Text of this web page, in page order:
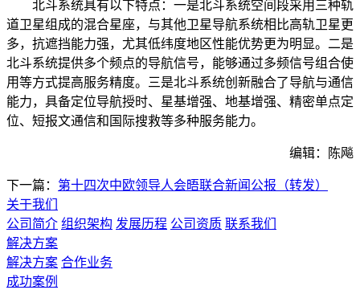
北斗系统具有以下特点：一是北斗系统空间段采用三种轨
道卫星组成的混合星座，与其他卫星导航系统相比高轨卫星更
多，抗遮挡能力强，尤其低纬度地区性能优势更为明显。二是
北斗系统提供多个频点的导航信号，能够通过多频信号组合使
用等方式提高服务精度。三是北斗系统创新融合了导航与通信
能力，具备定位导航授时、星基增强、地基增强、精密单点定
位、短报文通信和国际搜救等多种服务能力。
编辑：陈飚
下一篇： 第十四次中欧领导人会晤联合新闻公报（转发）
关于我们
公司简介 组织架构 发展历程 公司资质 联系我们
解决方案
解决方案 合作业务
成功案例